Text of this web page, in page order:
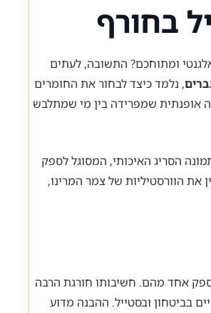
בחורף
ומתוחכם? התשובה, לעתים
, נלמד כיצד לבחור את החומרים
אופנתית שמפרידה בין מי שמתלבש
הסריג האיכותי, המסוגל לספק
את הוורסטיליות של צמר המרינו,
אחד מהם. חשיבותו חורגת הרבה
בביטחון ובסטייל. ההבנה מדוע